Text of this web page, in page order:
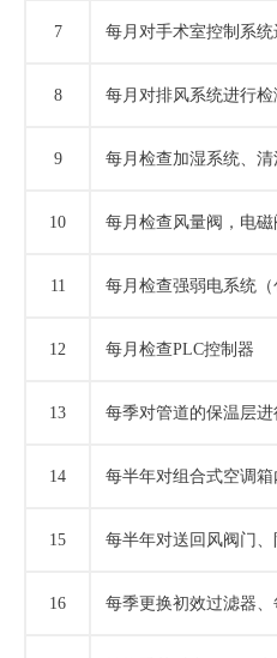
7 每月对手术室控制系
8 每月对排风系统进行
9 每月检查加湿系统、
10 每月检查风量阀，电磁
11 每月检查强弱电系统
12 每月检查PLC控制器
13 每季对管道的保温层
14 每半年对组合式空调
15 每半年对送回风阀门
16 每季更换初效过滤器